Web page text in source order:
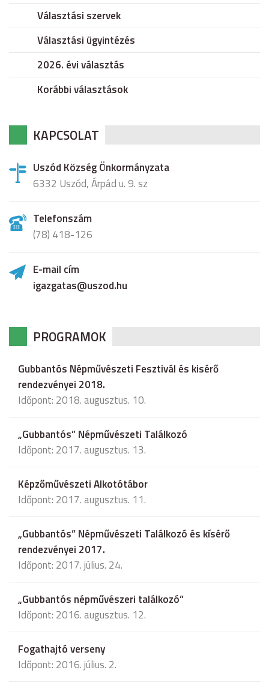
Választási szervek
Választási ügyintézés
2026. évi választás
Korábbi választások
KAPCSOLAT
Uszód Község Önkormányzata
6332 Uszód, Árpád u. 9. sz
Telefonszám
(78) 418-126
E-mail cím
igazgatas@uszod.hu
PROGRAMOK
Gubbantós Népművészeti Fesztivál és kisérő
rendezvényei 2018.
Időpont: 2018. augusztus. 10.
„Gubbantós” Népművészeti Találkozó
Időpont: 2017. augusztus. 13.
Képzőművészeti Alkotótábor
Időpont: 2017. augusztus. 11.
„Gubbantós” Népművészeti Találkozó és kísérő
rendezvényei 2017.
Időpont: 2017. július. 24.
„Gubbantós népművészeri találkozó”
Időpont: 2016. augusztus. 12.
Fogathajtó verseny
Időpont: 2016. július. 2.